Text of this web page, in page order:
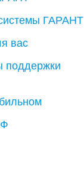
ГАРАНТ
вас
поддержки